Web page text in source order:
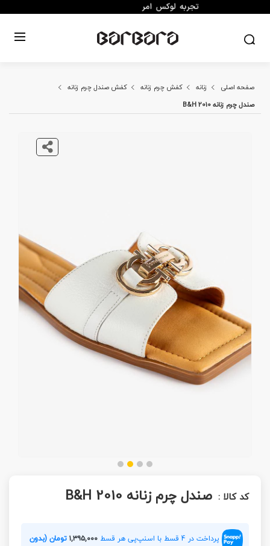
صفحه اصلی زنانه کفش چرم زنانه
کفش صندل چرم زنانه
صندل چرم زنانه B&H 2010
کد کالا : صندل چرم زنانه B&H 2010
پرداخت در 4 قسط با اسنپ‌پی هر قسط ۱,۳۹۵,۰۰۰تومان (بدون